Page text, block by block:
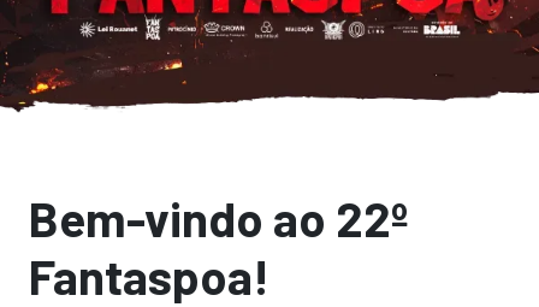
Bem-vindo ao 22º
Fantaspoa!